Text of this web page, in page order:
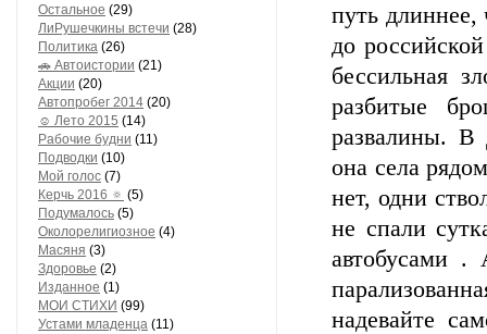
Остальное (29)
ЛиРушечкины встечи (28)
Политика (26)
🚗 Автоистории (21)
Акции (20)
Автопробег 2014 (20)
☺ Лето 2015 (14)
Рабочие будни (11)
Подводки (10)
Мой голос (7)
Керчь 2016 🔅 (5)
Подумалось (5)
Околорелигиозное (4)
Масяня (3)
Здоровье (2)
Изданное (1)
МОИ СТИХИ (99)
Устами младенца (11)
путь длиннее,
до
бессильная
разбитые
развалины. В
она села
нет, одни
не спали
автобусами
надевайте